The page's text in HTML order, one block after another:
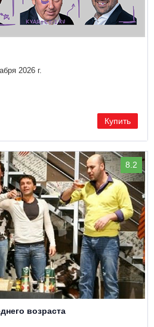
2026 г.
Купить
8.2
возраста